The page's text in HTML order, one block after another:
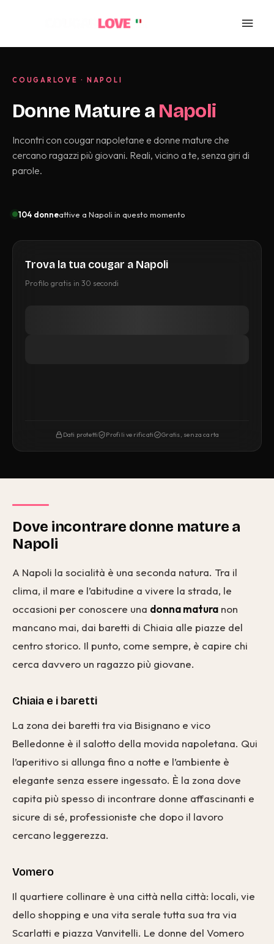
COUGARLOVE · NAPOLI
Donne Mature a Napoli
Incontri con cougar napoletane e donne mature che
cercano ragazzi più giovani. Reali, vicino a te, senza giri di
parole.
104 donneattive a Napoli in questo momento
Trova la tua cougar a Napoli
Profilo gratis in 30 secondi
Dati protetti Profili verificati Gratis, senza carta
Dove incontrare donne mature a
Napoli
A Napoli la socialità è una seconda natura. Tra il
clima, il mare e l’abitudine a vivere la strada, le
occasioni per conoscere una donna matura non
mancano mai, dai baretti di Chiaia alle piazze del
centro storico. Il punto, come sempre, è capire chi
cerca davvero un ragazzo più giovane.
Chiaia e i baretti
La zona dei baretti tra via Bisignano e vico
Belledonne è il salotto della movida napoletana. Qui
l’aperitivo si allunga fino a notte e l’ambiente è
elegante senza essere ingessato. È la zona dove
capita più spesso di incontrare donne affascinanti e
sicure di sé, professioniste che dopo il lavoro
cercano leggerezza.
Vomero
Il quartiere collinare è una città nella città: locali, vie
dello shopping e una vita serale tutta sua tra via
Scarlatti e piazza Vanvitelli. Le donne del Vomero